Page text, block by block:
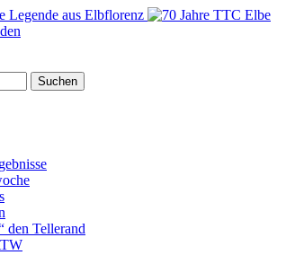
den Tellerand